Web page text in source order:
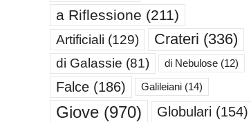
a Riflessione (211)
Artificiali (129) Crateri (336)
di Galassie (81) di Nebulose(12)
Falce(186) Galileiani(14)
Giove(970) Globulari (154)